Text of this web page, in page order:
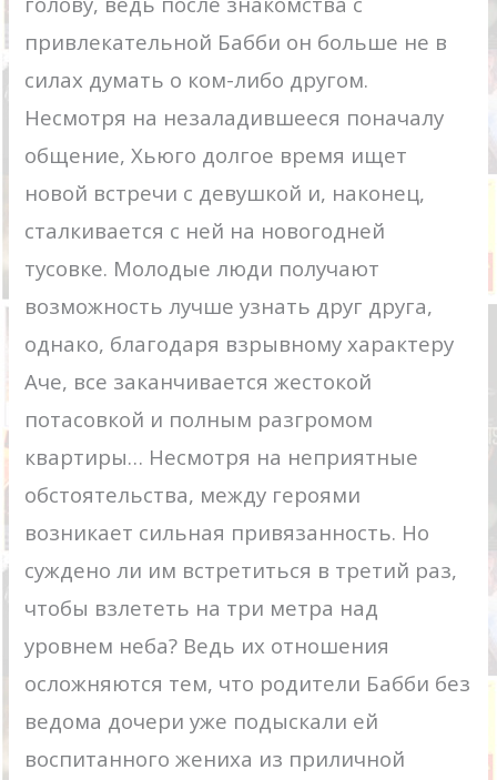
привлекательной Бабби он больше не в
силах думать о ком-либо другом.
Несмотря на незаладившееся поначалу
общение, Хьюго долгое время ищет
новой встречи с девушкой и, наконец,
сталкивается с ней на новогодней
тусовке. Молодые люди получают
возможность лучше узнать друг друга,
однако, благодаря взрывному характеру
Аче, все заканчивается жестокой
потасовкой и полным разгромом
квартиры… Несмотря на неприятные
обстоятельства, между героями
возникает сильная привязанность. Но
суждено ли им встретиться в третий раз,
чтобы взлететь на три метра над
уровнем неба? Ведь их отношения
осложняются тем, что родители Бабби без
ведома дочери уже подыскали ей
воспитанного жениха из приличной